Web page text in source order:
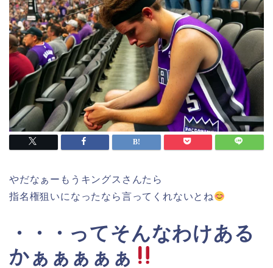
やだなぁーもうキングスさんたら
指名権狙いになったなら言ってくれないとね
・・・ってそんなわけある
かぁぁぁぁぁ